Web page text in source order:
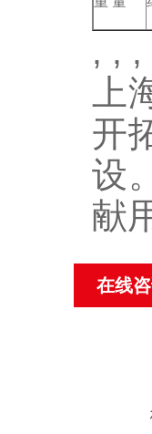
, , ,
开
设
献
在线